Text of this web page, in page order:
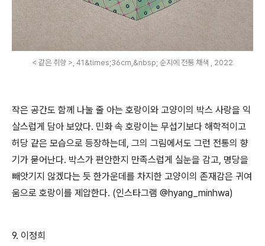
< 같은 취향 >, 41&times;36cm,&nbsp; 순지에 전통 채색 , 2022
작은 공간도 함께 나눌 줄 아는 호랑이와 고양이의 박스 사랑을 익
살스럽게 담아 보았다. 민화 속 호랑이는 무섭기보다 해학적이고
허당 같은 모습으로 등장하는데 , 그의 그림에서도 그런 전통의 향
기가 묻어난다. 박스가 편안한지 만족스럽게 실눈을 감고, 명당을
빼앗기지 않겠다는 듯 한가운데를 차지한 고양이의 존재감은 귀여
움으로 호랑이를 제압한다. (인스타그램 @hyang_minhwa)
9. 이정희